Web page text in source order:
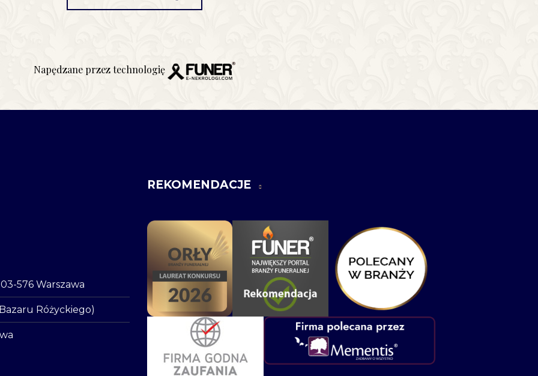
Napędzane przez technologię
576 Warszawa
Różyckiego)
REKOMENDACJE